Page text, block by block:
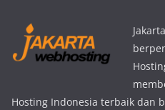
Hosting Indonesia terbaik dan